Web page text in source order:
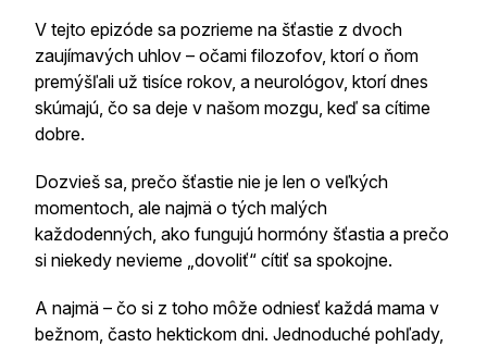
V tejto epizóde sa pozrieme na šťastie z dvoch
zaujímavých uhlov – očami filozofov, ktorí o ňom
premýšľali už tisíce rokov, a neurológov, ktorí dnes
skúmajú, čo sa deje v našom mozgu, keď sa cítime
dobre.
Dozvieš sa, prečo šťastie nie je len o veľkých
momentoch, ale najmä o tých malých
každodenných, ako fungujú hormóny šťastia a prečo
si niekedy nevieme „dovoliť“ cítiť sa spokojne.
A najmä – čo si z toho môže odniesť každá mama v
bežnom, často hektickom dni. Jednoduché pohľady,